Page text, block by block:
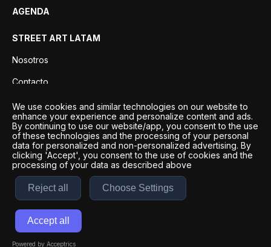
AGENDA
STREET ART LATAM
Nosotros
Contacto
Privacidad
Desarrollo por
Términos y condiciones
We use cookies and similar technologies on our website to
enhance your experience and personalize content and ads.
By continuing to use our website/app, you consent to the use
of these technologies and the processing of your personal
data for personalized and non-personalized advertising. By
clicking 'Accept', you consent to the use of cookies and the
processing of your data as described above
Reject all Choose Settings
Accept all
Powered by Acceptrics